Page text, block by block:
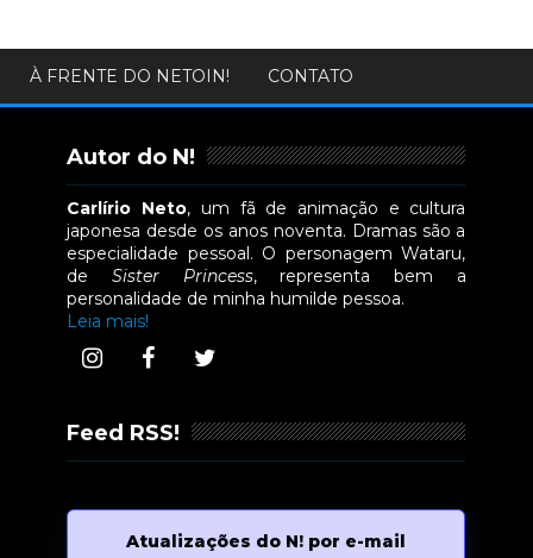
À FRENTE DO NETOIN! CONTATO
Autor do N!
Carlírio Neto, um fã de animação e cultura
japonesa desde os anos noventa. Dramas são a
especialidade pessoal. O personagem Wataru,
deSister Princess, representa bem a
personalidade de minha humilde pessoa.
Leia mais!
Feed RSS!
Atualizações do N! por e-mail